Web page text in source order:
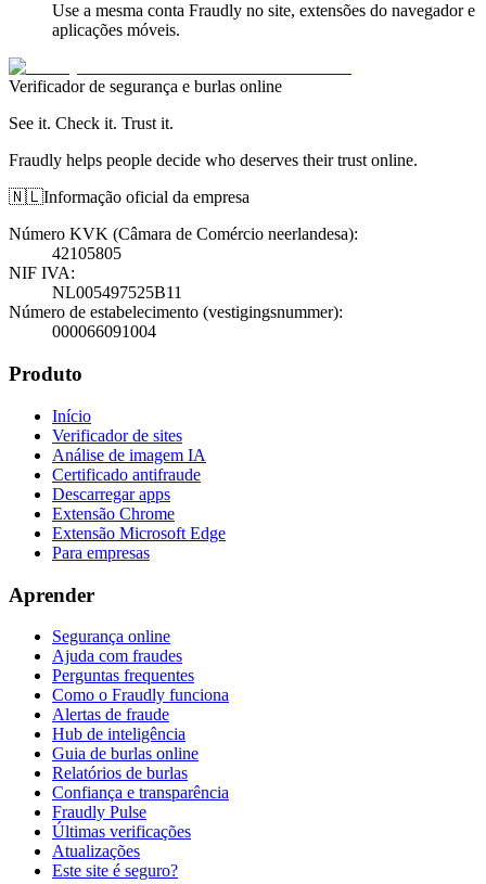
Use a mesma conta Fraudly no site, extensões do navegador e
aplicações móveis.
Verificador de segurança e burlas online
See it. Check it. Trust it.
Fraudly helps people decide who deserves their trust online.
🇳🇱Informação oficial da empresa
Número KVK (Câmara de Comércio neerlandesa):
42105805
NIF IVA:
NL005497525B11
Número de estabelecimento (vestigingsnummer):
000066091004
Produto
Início
Verificador de sites
Análise de imagem IA
Certificado antifraude
Descarregar apps
Extensão Chrome
Extensão Microsoft Edge
Para empresas
Aprender
Segurança online
Ajuda com fraudes
Perguntas frequentes
Como o Fraudly funciona
Alertas de fraude
Hub de inteligência
Guia de burlas online
Relatórios de burlas
Confiança e transparência
Fraudly Pulse
Últimas verificações
Atualizações
Este site é seguro?